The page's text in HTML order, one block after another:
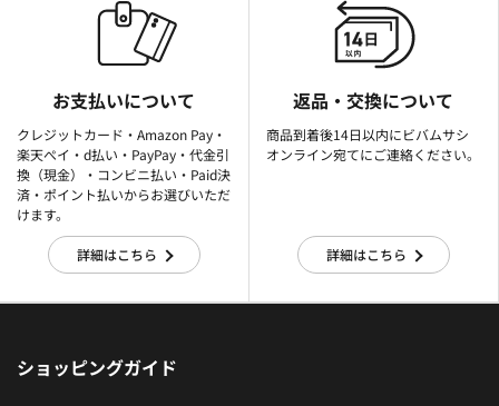
お支払いについて
クレジットカード・Amazon Pay・
楽天ぺイ・d払い・PayPay・代金引
換（現金）・コンビニ払い・Paid決
済・ポイント払いからお選びいただ
けます。
詳細はこちら
返品・交換について
商品到着後14日以内にビバムサシ
オンライン宛てにご連絡ください。
詳細はこちら
ショッピングガイド